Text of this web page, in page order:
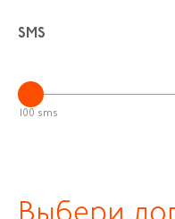
SMS
100 sms